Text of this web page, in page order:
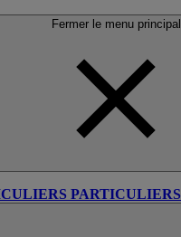
Fermer le menu principal
PARTICULIERS